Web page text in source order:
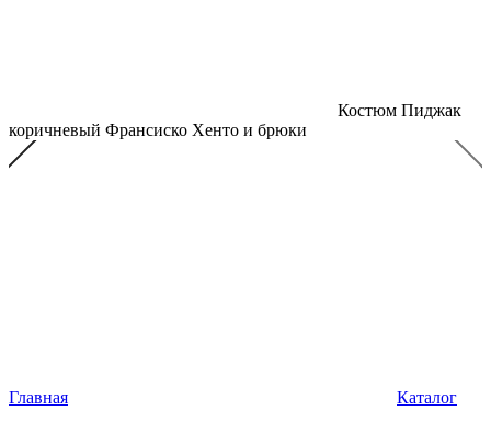
Костюм Пиджак
коричневый Франсиско Хенто и брюки
Главная Каталог